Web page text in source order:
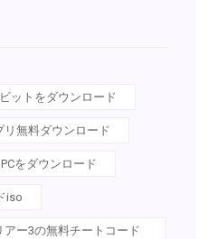
ットをダウンロード
無料ダウンロード
をダウンロード
iso
ー3の無料チートコード